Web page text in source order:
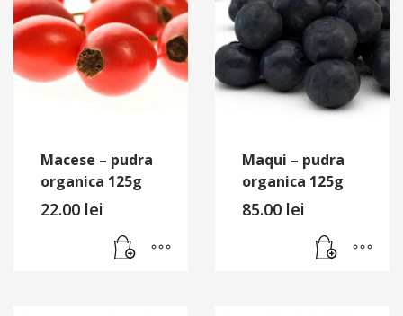
Macese – pudra
organica 125g
22.00 lei
Maqui – pudra
organica 125g
85.00 lei